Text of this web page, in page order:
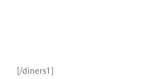
[/diners1]